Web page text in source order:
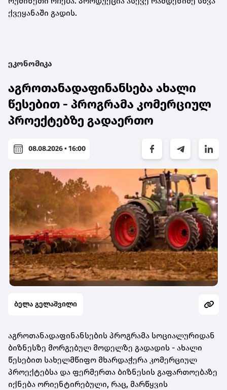
ქვეყანაში გადის.
ეკონომიკა
აგროთანადაფინანსება ახალი
წესებით - პროგრამა კომერციულ
პროექტებზე გადაერთო
08.08.2026 • 16:00
ბელა გელაშვილი
აგროთანადაფინანსების პროგრამა სოციალურიდან
ბიზნესზე მორგებულ მოდელზე გადადის - ახალი
წესებით სახელმწიფო მხარდაჭერა კომერციულ
პროექტებსა და ფერმერთა ბიზნესის გაფართოებაზე
იქნება ორიენტირებული, რაც, მარწყვის